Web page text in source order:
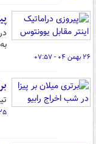
۲۶ بهمن ۰۴ - ۰۷:۵۷
۲۵ بهمن ۰۴